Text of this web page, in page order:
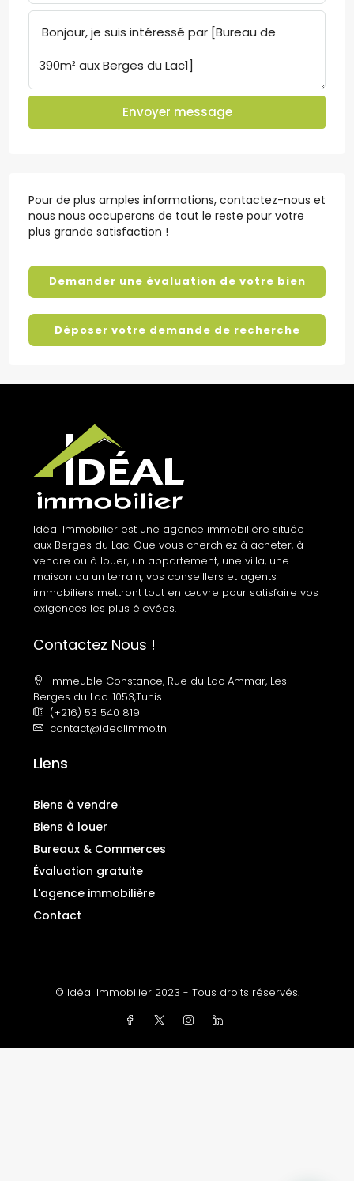
Envoyer message
Pour de plus amples informations, contactez-nous et
nous nous occuperons de tout le reste pour votre
plus grande satisfaction !
Demander une évaluation de votre bien
Déposer votre demande de recherche
Idéal Immobilier est une agence immobilière située
aux Berges du Lac. Que vous cherchiez à acheter, à
vendre ou à louer, un appartement, une villa, une
maison ou un terrain, vos conseillers et agents
immobiliers mettront tout en œuvre pour satisfaire vos
exigences les plus élevées.
Contactez Nous !
Immeuble Constance, Rue du Lac Ammar, Les
Berges du Lac. 1053,Tunis.
(+216) 53 540 819
contact@idealimmo.tn
Liens
Biens à vendre
Biens à louer
Bureaux & Commerces
Évaluation gratuite
L'agence immobilière
Contact
© Idéal Immobilier 2023 - Tous droits réservés.